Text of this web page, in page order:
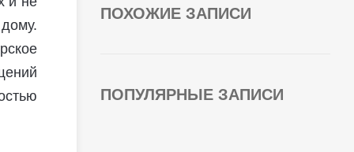
ПОХОЖИЕ ЗАПИСИ
ПОПУЛЯРНЫЕ ЗАПИСИ